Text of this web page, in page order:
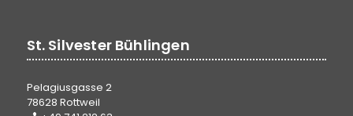
St. Silvester Bühlingen
Pelagiusgasse 2
78628 Rottweil